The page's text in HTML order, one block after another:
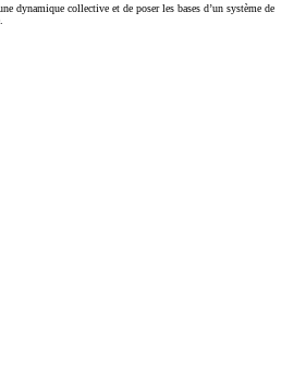
dynamique collective et de poser les bases d’un système de